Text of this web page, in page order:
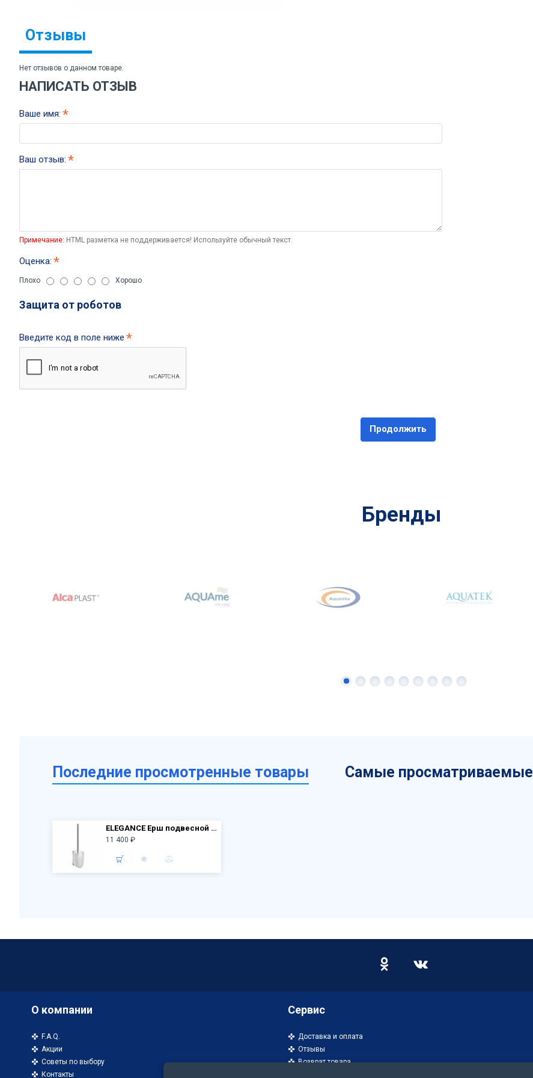
Отзывы
Нет отзывов о данном товаре.
НАПИСАТЬ ОТЗЫВ
Ваше имя:
Ваш отзыв:
Примечание: HTML разметка не поддерживается! Используйте обычный текст.
Оценка:
Плохо Хорошо
Защита от роботов
Введите код в поле ниже
Продолжить
Бренды
Последние просмотренные товары Самые просматриваемые
ELEGANCE Ерш подвесной 11669 019000 хром
11 400 ₽
О компании
F.A.Q.
Акции
Советы по выбору
Контакты
Сервис
Доставка и оплата
Отзывы
Возврат товара